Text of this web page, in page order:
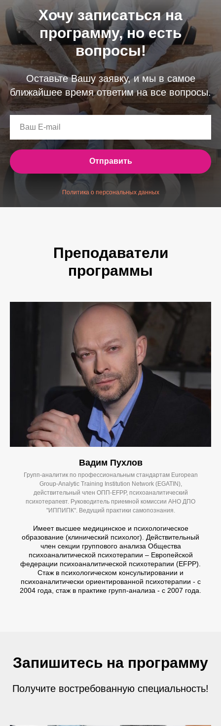
Хочу записаться на
программу, но есть
вопросы!
Оставьте Вашу заявку, и мы в самое
ближайшее время ответим на все вопросы.
Отправить
Политика о персональных данных
Преподаватели
программы
Вадим Пухлов
Групп-аналитик по профессиональным стандартам European
Group-Analytic Training Institution Network (EGATIN),
действительный член ОПП-EFPP, психоаналитический
психотерапевт. Руководитель приемной комиссии АНО ДПО
"ИППИПК". Ведущий практики самопознания.
Имеет высшее медицинское и психологическое
образование (клинический психолог). Действительный
член секции группового анализа Общества
психоаналитической психотерапии – Европейской
федерации психоаналитической психотерапии (EFPP).
Стаж в психологическом консультировании и
психоаналитически ориентированной психотерапии - с
2004 года, стаж в практике групп-анализа - с 2007 года.
Запишитесь на программу
Получите востребованную специальность!